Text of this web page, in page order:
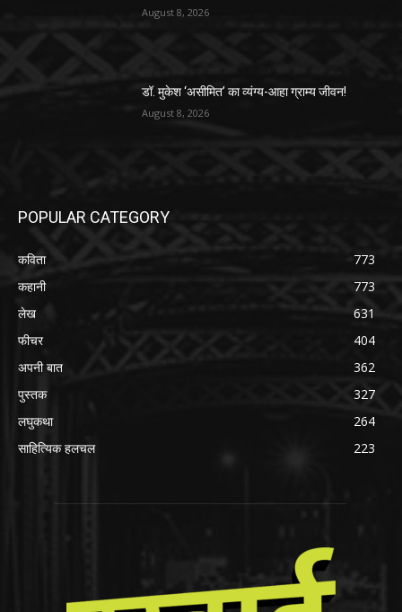
August 8, 2026
डॉ. मुकेश ‘असीमित’ का व्यंग्य-आहा ग्राम्य जीवन!
August 8, 2026
POPULAR CATEGORY
कविता
773
कहानी
773
लेख
631
फीचर
404
अपनी बात
362
पुस्तक
327
लघुकथा
264
साहित्यिक हलचल
223